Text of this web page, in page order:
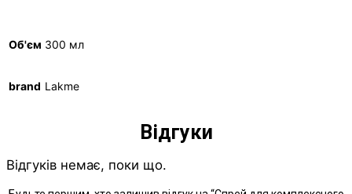
Об'єм 300 мл
brand Lakme
Відгуки
Відгуків немає, поки що.